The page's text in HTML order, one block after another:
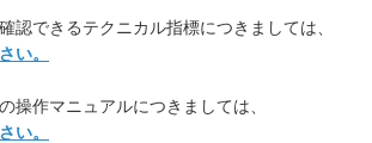
認できるテクニカル指標につきましては、
い。
操作マニュアルにつきましては、
い。